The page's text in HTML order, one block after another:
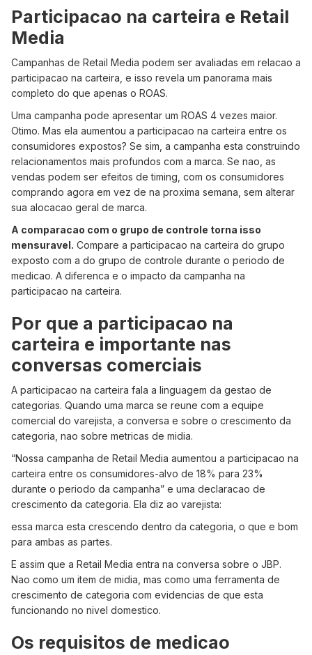
Participacao na carteira e Retail
Media
Campanhas de Retail Media podem ser avaliadas em relacao a
participacao na carteira, e isso revela um panorama mais
completo do que apenas o ROAS.
Uma campanha pode apresentar um ROAS 4 vezes maior.
Otimo. Mas ela aumentou a participacao na carteira entre os
consumidores expostos? Se sim, a campanha esta construindo
relacionamentos mais profundos com a marca. Se nao, as
vendas podem ser efeitos de timing, com os consumidores
comprando agora em vez de na proxima semana, sem alterar
sua alocacao geral de marca.
A comparacao com o grupo de controle torna isso
mensuravel. Compare a participacao na carteira do grupo
exposto com a do grupo de controle durante o periodo de
medicao. A diferenca e o impacto da campanha na
participacao na carteira.
Por que a participacao na
carteira e importante nas
conversas comerciais
A participacao na carteira fala a linguagem da gestao de
categorias. Quando uma marca se reune com a equipe
comercial do varejista, a conversa e sobre o crescimento da
categoria, nao sobre metricas de midia.
“Nossa campanha de Retail Media aumentou a participacao na
carteira entre os consumidores-alvo de 18% para 23%
durante o periodo da campanha” e uma declaracao de
crescimento da categoria. Ela diz ao varejista:
essa marca esta crescendo dentro da categoria, o que e bom
para ambas as partes.
E assim que a Retail Media entra na conversa sobre o JBP.
Nao como um item de midia, mas como uma ferramenta de
crescimento de categoria com evidencias de que esta
funcionando no nivel domestico.
Os requisitos de medicao